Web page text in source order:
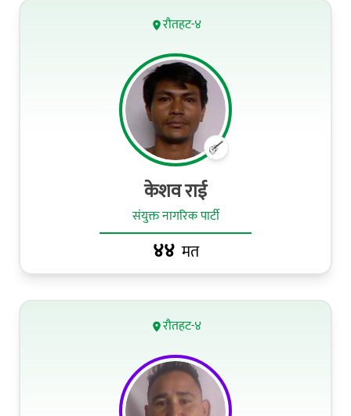
रौतहट-४
केशव राई
संयुक्त नागरिक पार्टी
४४ मत
रौतहट-४